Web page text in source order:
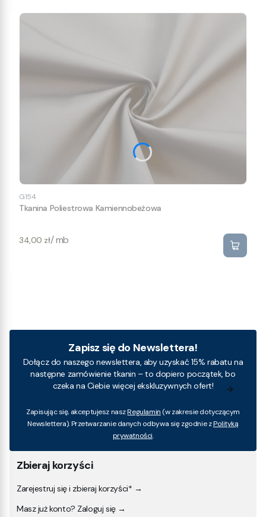
G154
Tkanina Poliestrowa Kamiennobeżowa
Cena
34,00 zł/ mb
Zbieraj korzyści
Zarejestruj się i zbieraj korzyści* →
Masz już konto? Zaloguj się →
Zapisz się do Newslettera!
Dołącz do naszego newslettera, aby uzyskać 15% rabatu na
następne zamówienie tkanin – to dopiero początek, bo
czeka na Ciebie więcej ekskluzywnych ofert!
Zapisując się, akceptujesz naszRegulamin (w zakresie dotyczącym
Newslettera). Przetwarzanie danych odbywa się zgodnie zPolityką
prywatności.